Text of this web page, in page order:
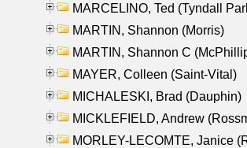
MARCELINO, Ted (Tyndall
MARTIN, Shannon (Morris)
MARTIN, Shannon C
MAYER, Colleen (Saint-Vital)
MICHALESKI, Brad (Dauphin)
MICKLEFIELD, Andrew
MORLEY-LECOMTE, Janice